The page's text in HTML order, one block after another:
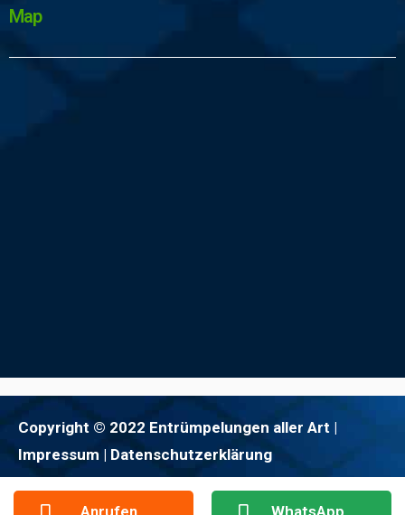
Map
Copyright © 2022 Entrümpelungen aller Art |
Impressum | Datenschutzerklärung
Anrufen WhatsApp